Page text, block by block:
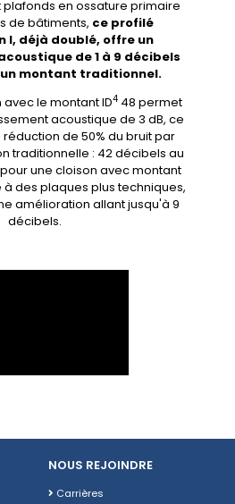
en ossature primaire
de bâtiments, ce profilé
I, déjà doublé, offre un
de 1 à 9 décibels
montant traditionnel.
avec le montant ID4 48 permet
acoustique de 3 dB, ce
de 50% du bruit par
traditionnelle : 42 décibels au
une cloison avec montant
des plaques plus techniques,
amélioration allant jusqu'à 9
décibels.
NOUS REJOINDRE
Carrières